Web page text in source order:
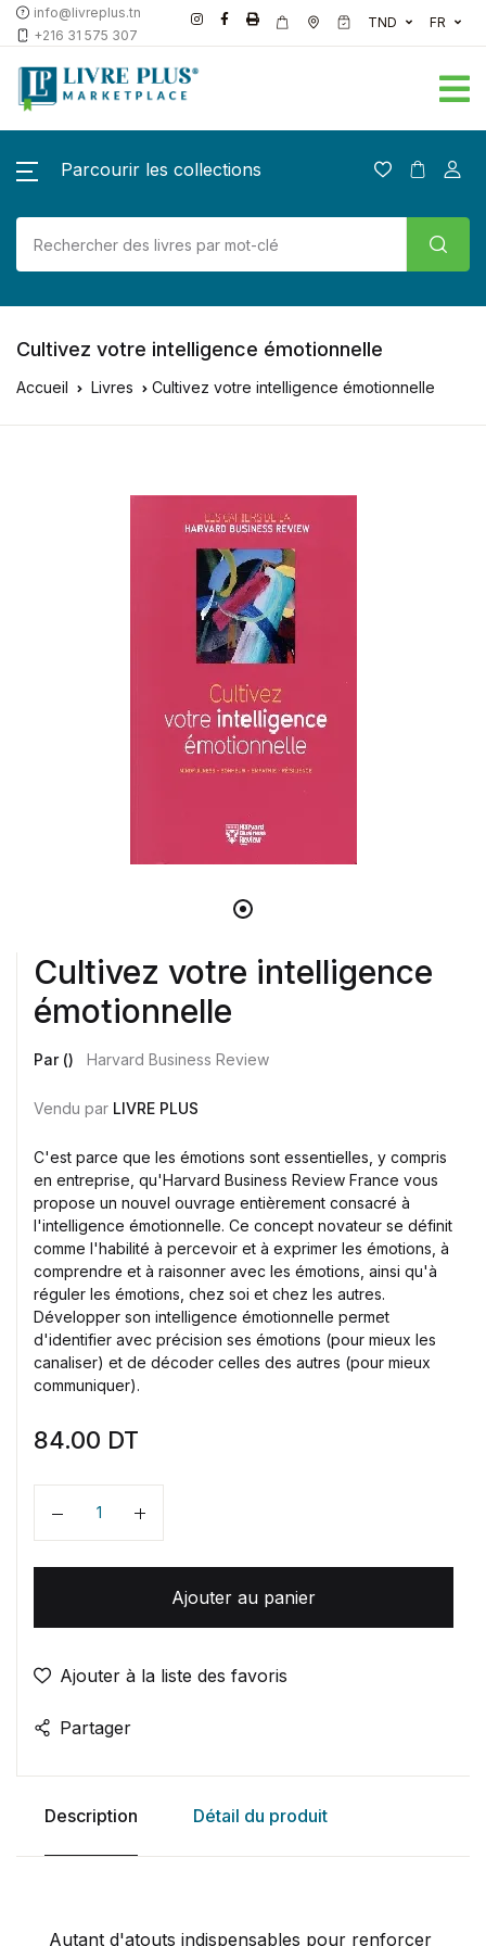
info@livreplus.tn
+216 31 575 307
TND FR
Parcourir les collections
Cultivez votre intelligence émotionnelle
Accueil Livres Cultivez votre intelligence émotionnelle
Cultivez votre intelligence
émotionnelle
Par () Harvard Business Review
Vendu par LIVRE PLUS
C'est parce que les émotions sont essentielles, y compris
en entreprise, qu'Harvard Business Review France vous
propose un nouvel ouvrage entièrement consacré à
l'intelligence émotionnelle. Ce concept novateur se définit
comme l'habilité à percevoir et à exprimer les émotions, à
comprendre et à raisonner avec les émotions, ainsi qu'à
réguler les émotions, chez soi et chez les autres.
Développer son intelligence émotionnelle permet
d'identifier avec précision ses émotions (pour mieux les
canaliser) et de décoder celles des autres (pour mieux
communiquer).
84.00 DT
Quantité
Ajouter au panier
Ajouter à la liste des favoris
Partager
Description Détail du produit
Autant d'atouts indispensables pour renforcer